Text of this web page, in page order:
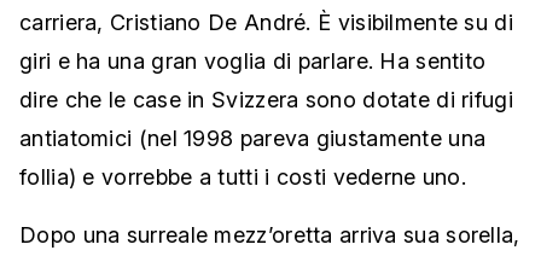
carriera, Cristiano De André. È visibilmente su di
giri e ha una gran voglia di parlare. Ha sentito
dire che le case in Svizzera sono dotate di rifugi
antiatomici (nel 1998 pareva giustamente una
follia) e vorrebbe a tutti i costi vederne uno.
Dopo una surreale mezz’oretta arriva sua sorella,